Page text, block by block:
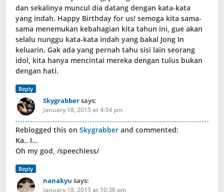
dan sekalinya muncul dia datang dengan kata-kata
yang indah. Happy Birthday for us! semoga kita sama-
sama menemukan kebahagian kita tahun ini, gue akan
selalu nunggu kata-kata indah yang bakal Jong In
keluarin. Gak ada yang pernah tahu sisi lain seorang
idol, kita hanya mencintai mereka dengan tulus bukan
dengan hati.
Reply
Skygrabbersays:
January 18, 2015 at 4:34 pm
Reblogged this on Skygrabber and commented:
Ka.. I…
Oh my god, /speechless/
Reply
nanakyu says:
January 18, 2015 at 10:36 pm